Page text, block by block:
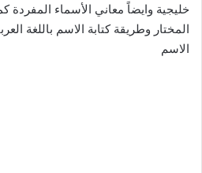
خليجية وايضاً معاني الأسماء المفردة
المختار وطريقة كتابة الاسم باللغة
الاسم